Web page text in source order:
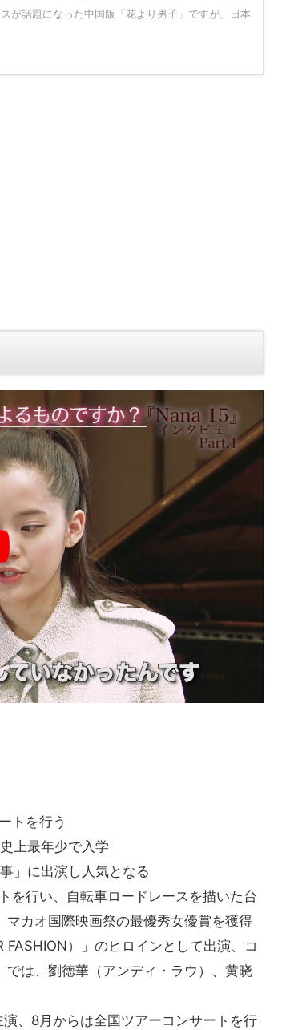
が話題になった中国版「花より男子」ですが、日本
トを行う
上最年少で入学
」に出演し人気となる
を行い、自転車ロードレースを描いた台
マカオ国際映画祭の最優秀女優賞を獲得
）」のヒロインとして出演、コ
は、劉徳華（アンディ・ラウ）、黄晓
、8月からは全国ツアーコンサートを行